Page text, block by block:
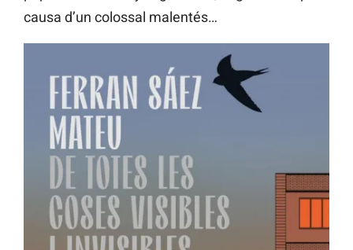
causa d’un colossal malentés…